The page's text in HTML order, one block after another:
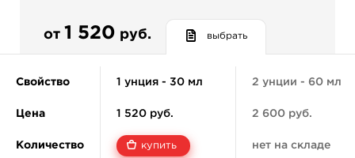
Главные достоинства:
Качество подтверждено немецкой
лабораторией CTL Gmbh.
Безопасность продукта гарантирует паспорт
Производится без использования продуктов
Стерилизация при помощи спирта и гамма-
от 1 520 руб. выбрать
Свойство
Цена
Количество
1 унция - 30 мл
1 520 руб.
купить
2 унции - 60 мл
2 600 руб.
нет на складе